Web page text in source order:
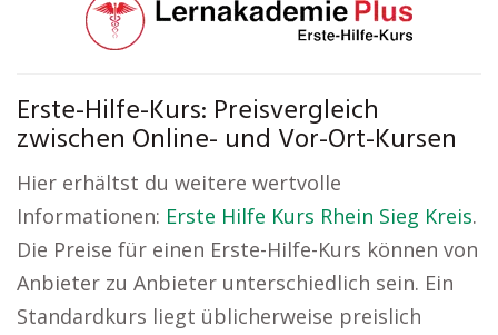
Erste-Hilfe-Kurs: Preisvergleich
zwischen Online- und Vor-Ort-Kursen
Hier erhältst du weitere wertvolle
Informationen: Erste Hilfe Kurs Rhein Sieg Kreis.
Die Preise für einen Erste-Hilfe-Kurs können von
Anbieter zu Anbieter unterschiedlich sein. Ein
Standardkurs liegt üblicherweise preislich